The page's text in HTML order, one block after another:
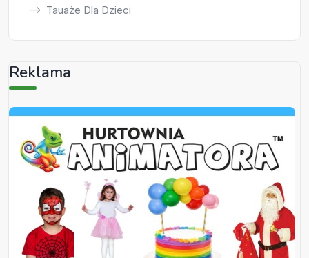
Tauaże Dla Dzieci
Reklama